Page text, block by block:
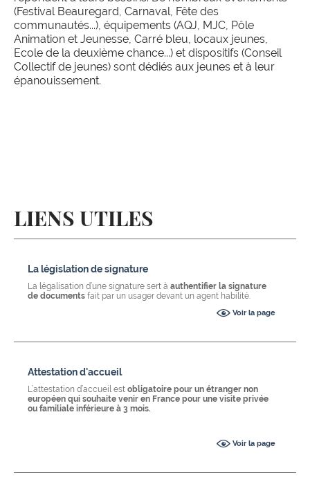
(Festival Beauregard, Carnaval, Fête des
communautés...), équipements (AQJ, MJC, Pôle
Animation et Jeunesse, Carré bleu, locaux jeunes,
Ecole de la deuxième chance...) et dispositifs (Conseil
Collectif de jeunes) sont dédiés aux jeunes et à leur
épanouissement.
LIENS UTILES
La législation de signature
La légalisation d’une signature sert à authentifier la signature
de documents fait par un usager devant un agent habilité.
Voir la page
Attestation d'accueil
L’attestation d’accueil est obligatoire pour un étranger non
européen qui souhaite venir en France pour une visite privée
ou familiale inférieure à 3 mois.
Voir la page